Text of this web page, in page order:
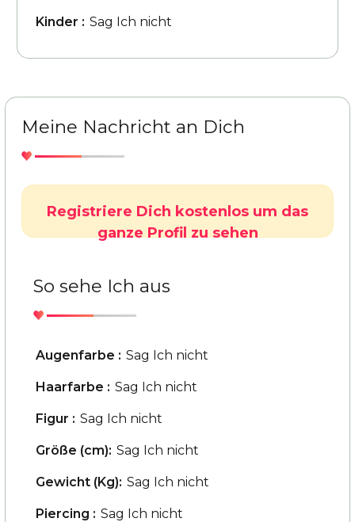
Kinder : Sag Ich nicht
Meine Nachricht an Dich
Registriere Dich kostenlos um das
ganze Profil zu sehen
So sehe Ich aus
Augenfarbe : Sag Ich nicht
Haarfarbe : Sag Ich nicht
Figur : Sag Ich nicht
Größe (cm): Sag Ich nicht
Gewicht (Kg): Sag Ich nicht
Piercing : Sag Ich nicht